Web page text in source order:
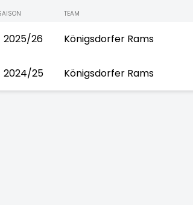
TEAM
2025/26 Königsdorfer Rams
2024/25 Königsdorfer Rams